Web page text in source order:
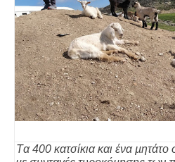
Tα 400 κατσίκια και ένα µητάτο